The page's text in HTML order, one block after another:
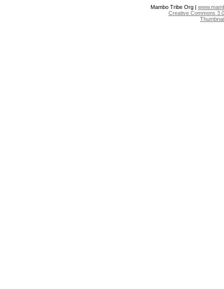
Mambo Tribe Org |
Creative Commons